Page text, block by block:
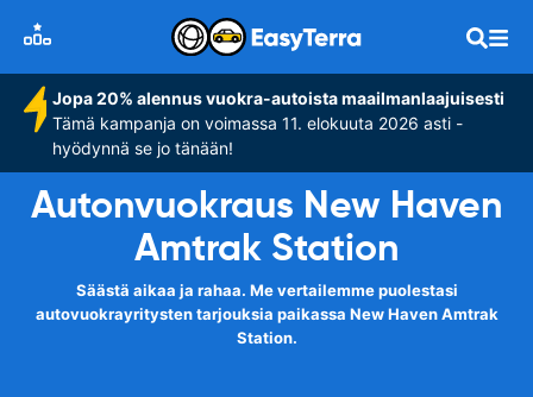
Jopa 20% alennus vuokra-autoista maailmanlaajuisesti
Tämä kampanja on voimassa 11. elokuuta 2026 asti -
hyödynnä se jo tänään!
Autonvuokraus New Haven
Amtrak Station
Säästä aikaa ja rahaa. Me vertailemme puolestasi
autovuokrayritysten tarjouksia paikassa New Haven Amtrak
Station.